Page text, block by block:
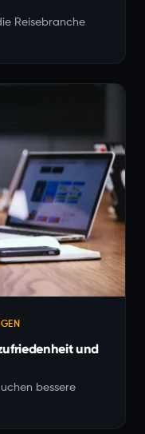
Reisebranche
und
bessere